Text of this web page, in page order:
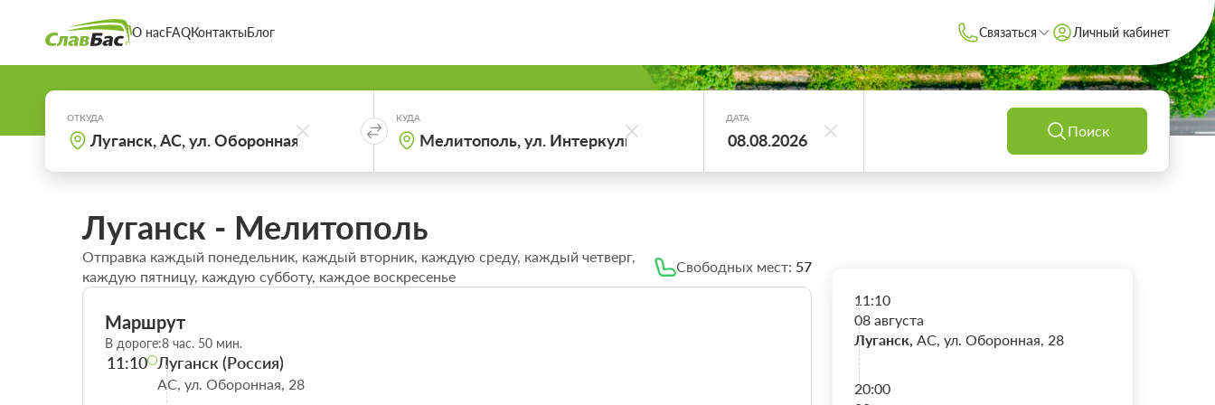
О насFAQКонтактыБлог Связаться Личный кабинет
ОТКУДА КУДА ДАТА
Поиск
Луганск - Мелитополь
Отправка каждый понедельник, каждый вторник, каждую среду, каждый четверг,
каждую пятницу, каждую субботу, каждое воскресенье
Свободных мест: 57
Маршрут
В дороге:8 час. 50 мин.
11:10 Луганск (Россия)
АС, ул. Оборонная, 28
11:10
08 августа
Луганск, АС, ул. Оборонная, 28
20:00